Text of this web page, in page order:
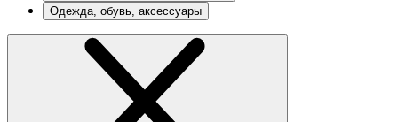
Одежда, обувь, аксессуары